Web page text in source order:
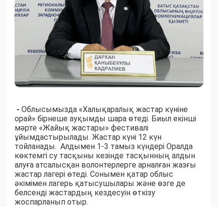
- Облысымызда «Халықаралық жастар күніне
орай» бірнеше ауқымды шара өтеді. Биыл екінші
мәрте «Жайық жастары» фестивалі
ұйымдастырылады. Жастар күні 12 күн
тойланады. Алдымен 1-3 тамыз күндері Оралда
көктемгі су тасқыны кезінде тасқынның алдын
алуға атсалысқан волонтерлерге арналған жазғы
жастар лагері өтеді. Сонымен қатар облыс
әкімімен лагерь қатысушылары және өзге де
белсенді жастардың кездесуін өткізу
жоспарланып отыр.